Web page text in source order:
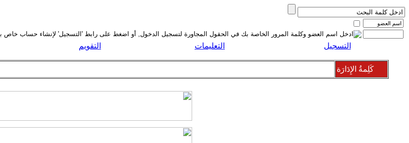
التسجيل التعليمات التقويم
كَلِمةُ الإِدَارَة